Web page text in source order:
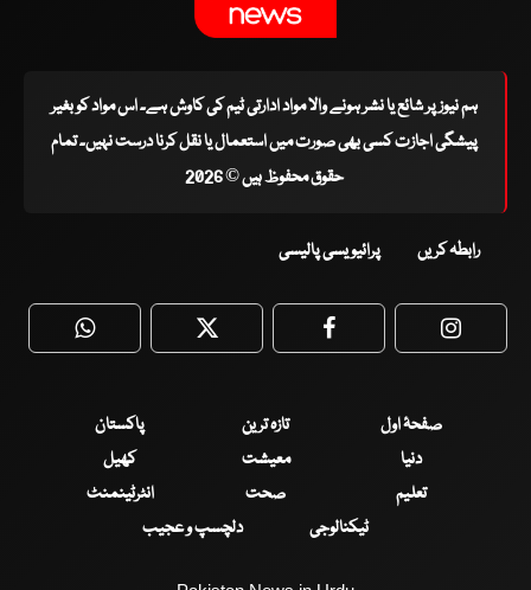
ہم نیوز پر شائع یا نشر ہونے والا مواد ادارتی ٹیم کی کاوش ہے۔ اس مواد کو بغیر
پیشگی اجازت کسی بھی صورت میں استعمال یا نقل کرنا درست نہیں۔ تمام
حقوق محفوظ ہیں © 2026
رابطہ کریں پرائیویسی پالیسی
WhatsApp Twitter Facebook
صفحۂ اول تازہ ترین
پاکستان
دنیا
معیشت
کھیل
تعلیم
صحت
انٹرٹینمنٹ
ٹیکنالوجی
دلچسپ و عجیب